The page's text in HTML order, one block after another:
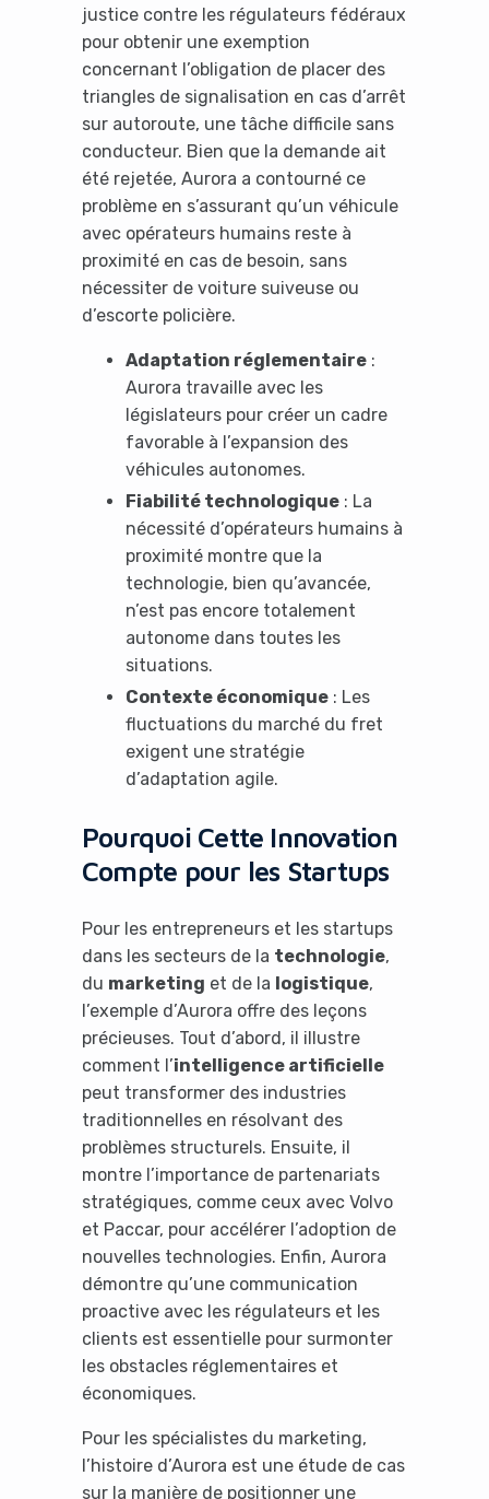
justice contre les régulateurs fédéraux
pour obtenir une exemption
concernant l’obligation de placer des
triangles de signalisation en cas d’arrêt
sur autoroute, une tâche difficile sans
conducteur. Bien que la demande ait
été rejetée, Aurora a contourné ce
problème en s’assurant qu’un véhicule
avec opérateurs humains reste à
proximité en cas de besoin, sans
nécessiter de voiture suiveuse ou
d’escorte policière.
Adaptation réglementaire:
Aurora travaille avec les
législateurs pour créer un cadre
favorable à l’expansion des
véhicules autonomes.
Fiabilité technologique: La
nécessité d’opérateurs humains à
proximité montre que la
technologie, bien qu’avancée,
n’est pas encore totalement
autonome dans toutes les
situations.
Contexte économique: Les
fluctuations du marché du fret
exigent une stratégie
d’adaptation agile.
Pourquoi Cette Innovation
Compte pour les Startups
Pour les entrepreneurs et les startups
dans les secteurs de la technologie,
du marketing et de la logistique,
l’exemple d’Aurora offre des leçons
précieuses. Tout d’abord, il illustre
comment l’intelligence artificielle
peut transformer des industries
traditionnelles en résolvant des
problèmes structurels. Ensuite, il
montre l’importance de partenariats
stratégiques, comme ceux avec Volvo
et Paccar, pour accélérer l’adoption de
nouvelles technologies. Enfin, Aurora
démontre qu’une communication
proactive avec les régulateurs et les
clients est essentielle pour surmonter
les obstacles réglementaires et
économiques.
Pour les spécialistes du marketing,
l’histoire d’Aurora est une étude de cas
sur la manière de positionner une
It looks like you're
using an ad-blocker!